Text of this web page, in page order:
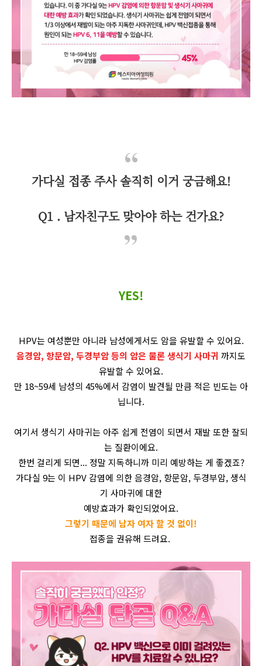
가다실 접종 주사 솔직히 이거 궁금해요!
Q1 . 남자친구도 맞아야 하는 건가요?
YES!
HPV는 여성뿐만 아니라 남성에게서도 암을 유발할 수 있어요.
음경암, 항문암, 두경부암 등의 암은 물론 생식기 사마귀 까지도
유발할 수 있어요.
만 18~59세 남성의 45%에서 감염이 발견될 만큼 적은 빈도는 아
닙니다.
여기서 생식기 사마귀는 아주 쉽게 전염이 되면서 재발 또한 잘되
는 질환이에요.
한번 걸리게 되면... 정말 지독하니까 미리 예방하는 게 좋겠죠?
가다실 9는 이 HPV 감염에 의한 음경암, 항문암, 두경부암, 생식
기 사마귀에 대한
예방효과가 확인되었어요.
그렇기 때문에 남자 여자 할 것 없이!
접종을 권유해 드려요.